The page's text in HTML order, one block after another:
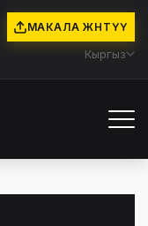
МАКАЛА ЖӨНӨТҮҮ
Кыргыз